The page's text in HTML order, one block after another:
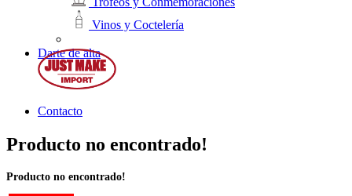
Vinos y Coctelería
Darte de alta
Contacto
Producto no encontrado!
Producto no encontrado!